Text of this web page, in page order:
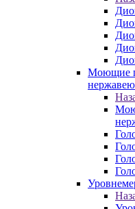
Моющие